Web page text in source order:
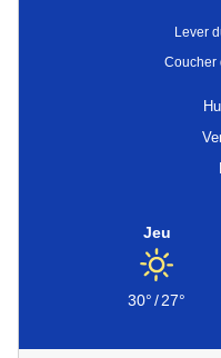
Lever
Coucher
Jeu
30°/27°